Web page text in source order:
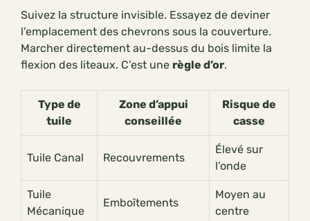
Suivez la structure invisible. Essayez de deviner
l’emplacement des chevrons sous la couverture.
Marcher directement au-dessus du bois limite la
flexion des liteaux. C’est une règle d’or.
Type de
tuile
Zone d’appui
conseillée
Risque de
casse
Tuile Canal Recouvrements
Élevé sur
l’onde
Tuile
Mécanique
Emboîtements
Moyen au
centre